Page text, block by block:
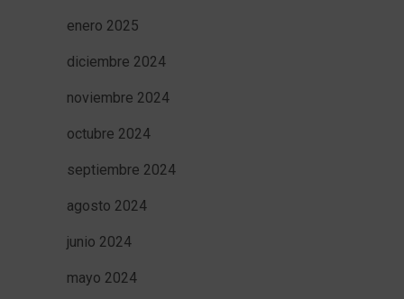
enero 2025
diciembre 2024
noviembre 2024
octubre 2024
septiembre 2024
agosto 2024
junio 2024
mayo 2024